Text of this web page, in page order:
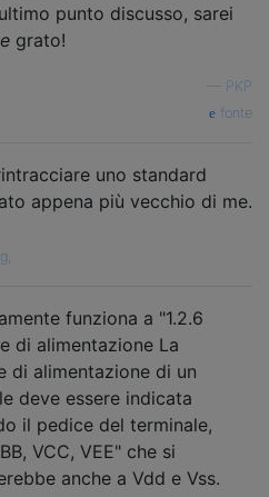
punto discusso, sarei
grato!
PKP
fonte
uno standard
appena più vecchio di me.
funziona a "1.2.6
di alimentazione La
di alimentazione di un
deve essere indicata
il pedice del terminale,
VCC, VEE" che si
anche a Vdd e Vss.